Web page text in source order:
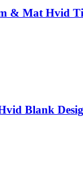
& Mat Hvid
Blank